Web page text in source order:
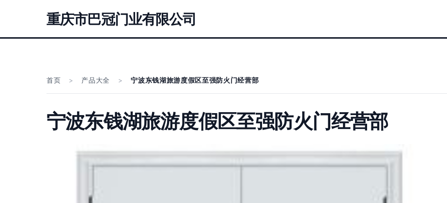
重庆市巴冠门业有限公司
首页 > 产品大全 > 宁波东钱湖旅游度假区至强防火门经营部
宁波东钱湖旅游度假区至强防火门经营部